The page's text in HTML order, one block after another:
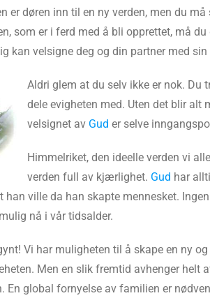
er døren inn til en ny verden, men du
som er i ferd med å bli opprettet, må
kan velsigne deg og din partner med sin
Aldri glem at du selv ikke er nok. Du
dele evigheten med. Uten det blir alt
velsignet av Gud er selve
Himmelriket, den ideelle verden vi
verden full av kjærlighet. Gud har
han ville da han skapte mennesket.
nå i vår tidsalder.
Vi har muligheten til å skape en ny og
Men en slik fremtid avhenger helt
En global fornyelse av familien er